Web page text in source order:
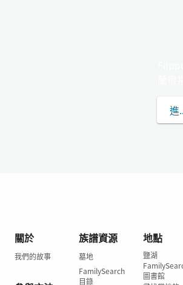
進
關於
我們的故事
族譜資源
墓地
FamilySearch
目錄
地點
鹽湖
圖書館